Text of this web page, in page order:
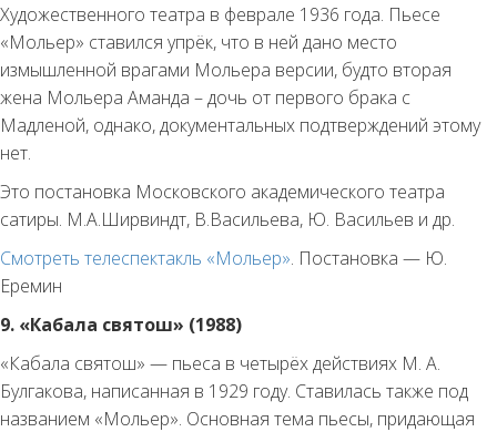
Художественного театра в феврале 1936 года. Пьесе
«Мольер» ставился упрёк, что в ней дано место
измышленной врагами Мольера версии, будто вторая
жена Мольера Аманда – дочь от первого брака с
Мадленой, однако, документальных подтверждений этому
нет.
Это постановка Московского академического театра
сатиры. М.А.Ширвиндт, В.Васильева, Ю. Васильев и др.
Смотреть телеспектакль «Мольер». Постановка — Ю.
Еремин
9. «Кабала святош» (1988)
«Кабала святош» — пьеса в четырёх действиях М. А.
Булгакова, написанная в 1929 году. Ставилась также под
названием «Мольер». Основная тема пьесы, придающая